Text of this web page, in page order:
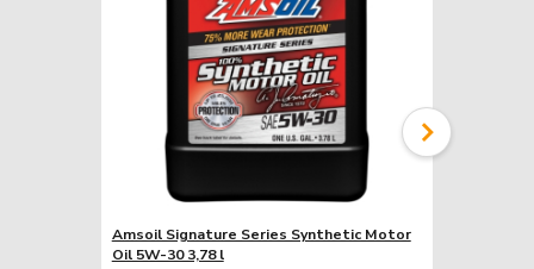
Amsoil Signature Series Synthetic Motor
Oil 5W-30 3,78 l